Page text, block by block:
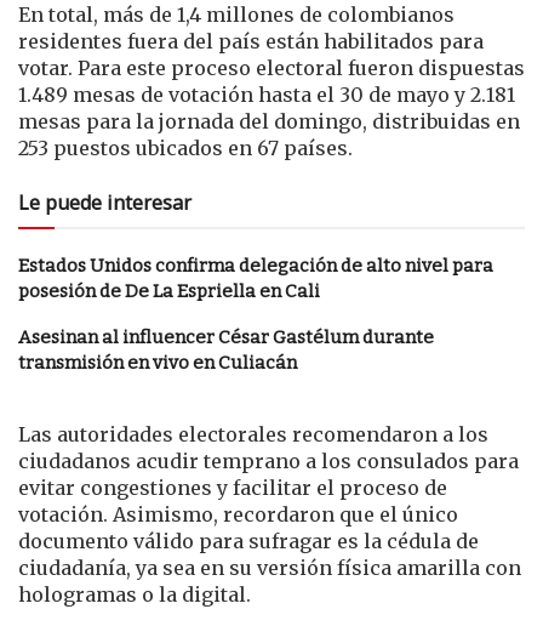
En total, más de 1,4 millones de colombianos
residentes fuera del país están habilitados para
votar. Para este proceso electoral fueron dispuestas
1.489 mesas de votación hasta el 30 de mayo y 2.181
mesas para la jornada del domingo, distribuidas en
253 puestos ubicados en 67 países.
Le puede interesar
Estados Unidos confirma delegación de alto nivel para
posesión de De La Espriella en Cali
Asesinan al influencer César Gastélum durante
transmisión en vivo en Culiacán
Las autoridades electorales recomendaron a los
ciudadanos acudir temprano a los consulados para
evitar congestiones y facilitar el proceso de
votación. Asimismo, recordaron que el único
documento válido para sufragar es la cédula de
ciudadanía, ya sea en su versión física amarilla con
hologramas o la digital.